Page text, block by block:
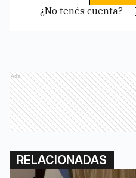
¿No tenés cuenta?
Ads
RELACIONADAS